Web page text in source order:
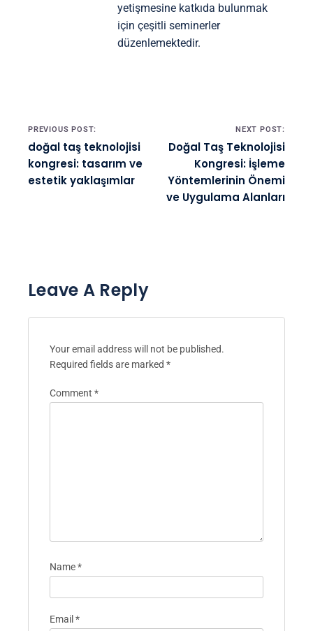
yetişmesine katkıda bulunmak
için çeşitli seminerler
düzenlemektedir.
Post navigation
PREVIOUS POST:
doğal taş teknolojisi
kongresi: tasarım ve
estetik yaklaşımlar
NEXT POST:
Doğal Taş Teknolojisi
Kongresi: İşleme
Yöntemlerinin Önemi
ve Uygulama Alanları
Leave A Reply
Your email address will not be published.
Required fields are marked *
Comment *
Name*
Email *